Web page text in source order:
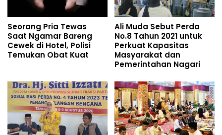
Seorang Pria Tewas
Saat Ngamar Bareng
Cewek di Hotel, Polisi
Temukan Obat Kuat
Ali Muda Sebut Perda
No.8 Tahun 2021 untuk
Perkuat Kapasitas
Masyarakat dan
Pemerintahan Nagari